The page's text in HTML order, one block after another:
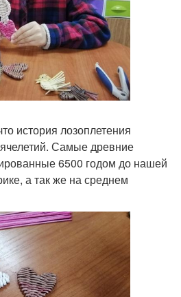
история лозоплетения
Самые древние
6500 годом до нашей
а так же на среднем